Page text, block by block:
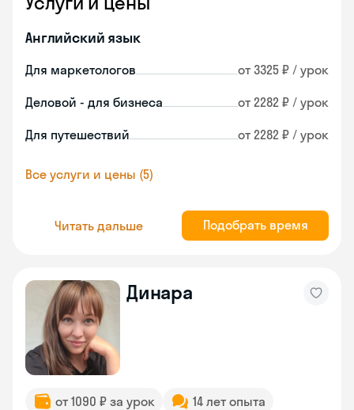
Английский язык
Для маркетологов от 3325 ₽ / урок
Деловой - для бизнеса от 2282 ₽ / урок
Для путешествий от 2282 ₽ / урок
Все услуги и цены (5)
Читать дальше Подобрать время
Динара
от 1090 ₽ за урок 14 лет опыта